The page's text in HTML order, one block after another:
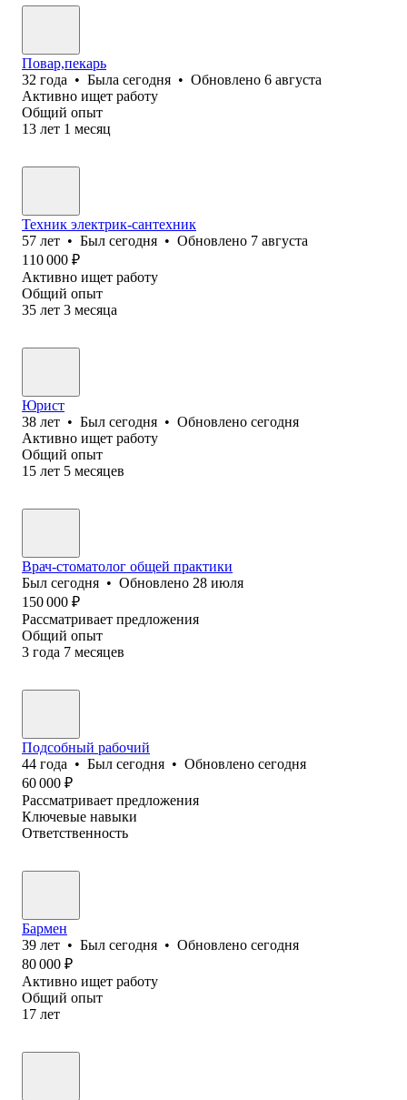
Повар,пекарь
32 года • Была сегодня • Обновлено 6 августа
Активно ищет работу
Общий опыт
13 лет 1 месяц
Техник электрик-сантехник
57 лет • Был сегодня • Обновлено 7 августа
110 000 ₽
Активно ищет работу
Общий опыт
35 лет 3 месяца
Юрист
38 лет • Был сегодня • Обновлено сегодня
Активно ищет работу
Общий опыт
15 лет 5 месяцев
Врач-стоматолог общей практики
Был сегодня • Обновлено 28 июля
150 000 ₽
Рассматривает предложения
Общий опыт
3 года 7 месяцев
Подсобный рабочий
44 года • Был сегодня • Обновлено сегодня
60 000 ₽
Рассматривает предложения
Ключевые навыки
Ответственность
Бармен
39 лет • Был сегодня • Обновлено сегодня
80 000 ₽
Активно ищет работу
Общий опыт
17 лет